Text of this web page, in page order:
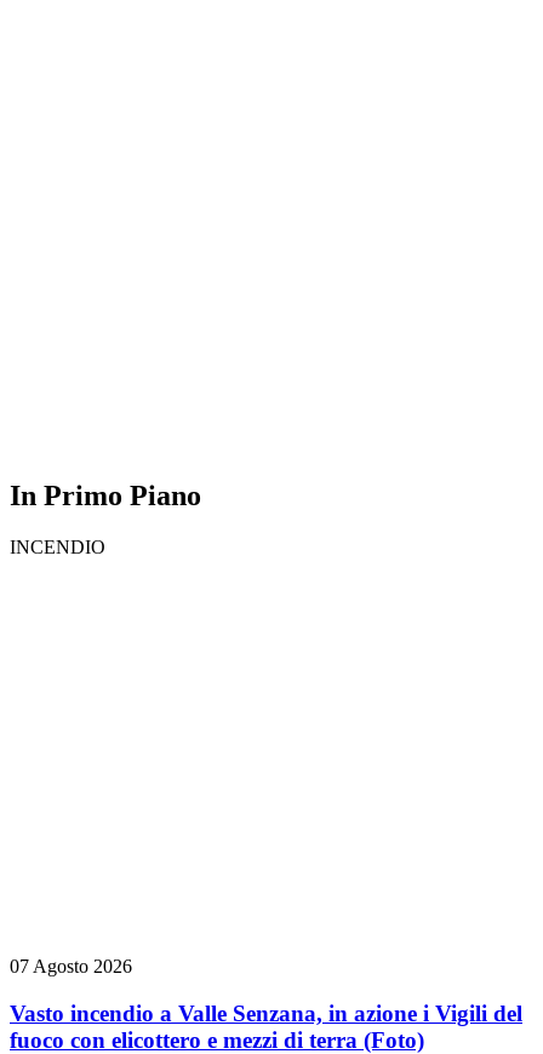
In Primo Piano
INCENDIO
07 Agosto 2026
Vasto incendio a Valle Senzana, in azione i Vigili del
fuoco con elicottero e mezzi di terra (Foto)